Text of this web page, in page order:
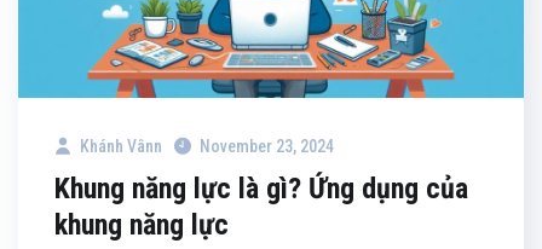
Khánh Vânn November 23, 2024
Khung năng lực là gì? Ứng dụng của
khung năng lực